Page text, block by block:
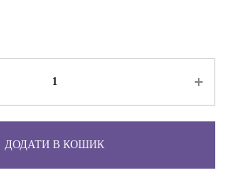
ДОДАТИ В КОШИК